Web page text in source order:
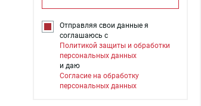
Отправляя свои данные я
соглашаюсь с
Политикой защиты и обработки
персональных данных
и даю
Согласие на обработку
персональных данных